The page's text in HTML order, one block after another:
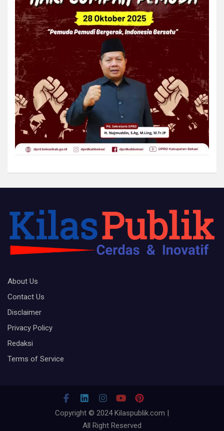
About Us
Contact Us
Disclaimer
Privacy Policy
Redaksi
Terms of Service
Copyright © 2024 Kilaspublik.com |
All Right Reserved